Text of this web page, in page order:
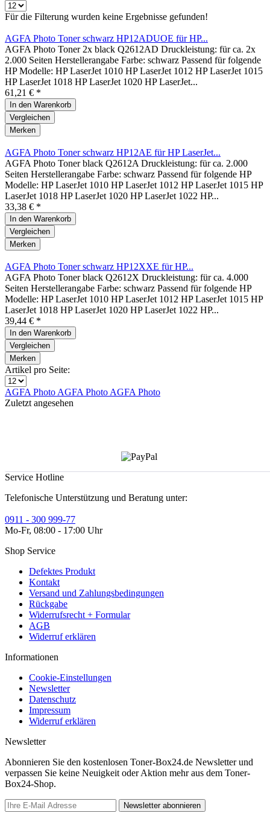
Für die Filterung wurden keine Ergebnisse gefunden!
AGFA Photo Toner schwarz HP12ADUOE für HP...
AGFA Photo Toner 2x black Q2612AD Druckleistung: für ca. 2x
2.000 Seiten Herstellerangabe Farbe: schwarz Passend für folgende
HP Modelle: HP LaserJet 1010 HP LaserJet 1012 HP LaserJet 1015
HP LaserJet 1018 HP LaserJet 1020 HP LaserJet...
61,21 € *
In den Warenkorb
Vergleichen
Merken
AGFA Photo Toner schwarz HP12AE für HP LaserJet...
AGFA Photo Toner black Q2612A Druckleistung: für ca. 2.000
Seiten Herstellerangabe Farbe: schwarz Passend für folgende HP
Modelle: HP LaserJet 1010 HP LaserJet 1012 HP LaserJet 1015 HP
LaserJet 1018 HP LaserJet 1020 HP LaserJet 1022 HP...
33,38 € *
In den Warenkorb
Vergleichen
Merken
AGFA Photo Toner schwarz HP12XXE für HP...
AGFA Photo Toner black Q2612X Druckleistung: für ca. 4.000
Seiten Herstellerangabe Farbe: schwarz Passend für folgende HP
Modelle: HP LaserJet 1010 HP LaserJet 1012 HP LaserJet 1015 HP
LaserJet 1018 HP LaserJet 1020 HP LaserJet 1022 HP...
39,44 € *
In den Warenkorb
Vergleichen
Merken
Artikel pro Seite:
AGFA Photo AGFA Photo AGFA Photo
Zuletzt angesehen
Service Hotline
Telefonische Unterstützung und Beratung unter:
0911 - 300 999-77
Mo-Fr, 08:00 - 17:00 Uhr
Shop Service
Defektes Produkt
Kontakt
Versand und Zahlungsbedingungen
Rückgabe
Widerrufsrecht + Formular
AGB
Widerruf erklären
Informationen
Cookie-Einstellungen
Newsletter
Datenschutz
Impressum
Widerruf erklären
Newsletter
Abonnieren Sie den kostenlosen Toner-Box24.de Newsletter und
verpassen Sie keine Neuigkeit oder Aktion mehr aus dem Toner-
Box24-Shop.
Newsletter abonnieren